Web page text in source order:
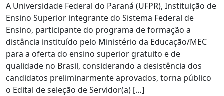
A Universidade Federal do Paraná (UFPR), Instituição de
Ensino Superior integrante do Sistema Federal de
Ensino, participante do programa de formação a
distância instituído pelo Ministério da Educação/MEC
para a oferta do ensino superior gratuito e de
qualidade no Brasil, considerando a desistência dos
candidatos preliminarmente aprovados, torna público
o Edital de seleção de Servidor(a) […]